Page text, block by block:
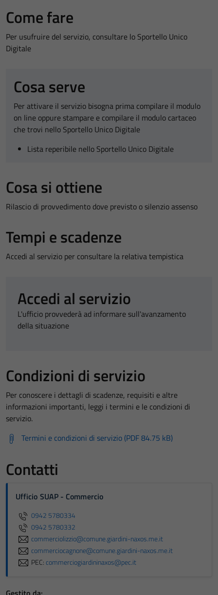
Come fare
Per usufruire del servizio, consultare lo Sportello Unico
Digitale
Cosa serve
Per attivare il servizio bisogna prima compilare il modulo
on line oppure stampare e compilare il modulo cartaceo
che trovi nello Sportello Unico Digitale
Lista reperibile nello Sportello Unico Digitale
Cosa si ottiene
Rilascio di provvedimento dove previsto o silenzio assenso
Tempi e scadenze
Accedi al servizio per consultare la relativa tempistica
Accedi al servizio
L'ufficio provvederà ad informare sull'avanzamento
della situazione
Condizioni di servizio
Per conoscere i dettagli di scadenze, requisiti e altre
informazioni importanti, leggi i termini e le condizioni di
servizio.
Termini e condizioni di servizio (PDF 84.75 kB)
Contatti
Ufficio SUAP - Commercio
0942 5780334
0942 5780332
commerciolizzio@comune.giardini-naxos.me.it
commerciocagnone@comune.giardini-naxos.me.it
PEC:commerciogiardininaxos@pec.it